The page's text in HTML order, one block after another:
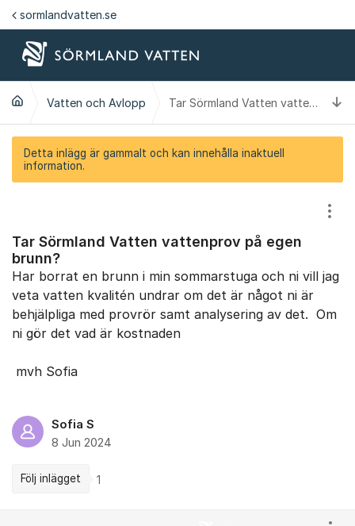
Hoppa till innehåll
sormlandvatten.se
Vatten och Avlopp Tar Sörmland Vatten vattenprov på egen brunn?
Detta inlägg är gammalt och kan innehålla inaktuell
information.
Tar Sörmland Vatten vattenprov på egen
brunn?
Har borrat en brunn i min sommarstuga och ni vill jag
veta vatten kvalitén undrar om det är något ni är
behjälpliga med provrör samt analysering av det. Om
ni gör det vad är kostnaden
mvh Sofia
Sofia S
8 Jun 2024
Följ inlägget 1